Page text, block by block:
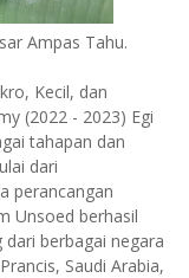
Ampas Tahu.
Kecil, dan
(2022 - 2023) Egi
tahapan dan
dari
perancangan
Unsoed berhasil
berbagai negara
Saudi Arabia,